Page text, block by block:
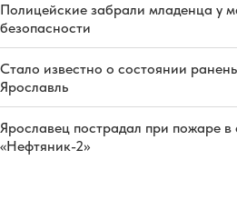
Полицейские забрали младенца у
безопасности
Стало известно о состоянии
Ярославль
Ярославец пострадал при пожаре в
«Нефтяник-2»